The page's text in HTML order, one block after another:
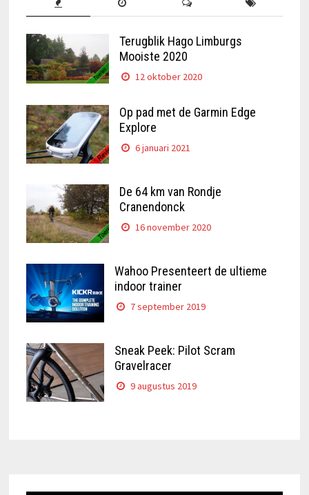
Terugblik Hago Limburgs
Mooiste 2020
12 oktober 2020
Op pad met de Garmin Edge
Explore
6 januari 2021
De 64 km van Rondje
Cranendonck
16 november 2020
Wahoo Presenteert de ultieme
indoor trainer
7 september 2019
Sneak Peek: Pilot Scram
Gravelracer
9 augustus 2019